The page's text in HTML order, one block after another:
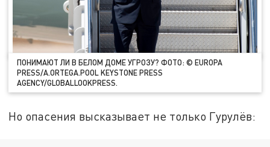
ПОНИМАЮТ ЛИ В БЕЛОМ ДОМЕ УГРОЗУ? ФОТО: © EUROPA
PRESS/A.ORTEGA.POOL KEYSTONE PRESS
AGENCY/GLOBALLOOKPRESS.
Но опасения высказывает не только Гурулёв: